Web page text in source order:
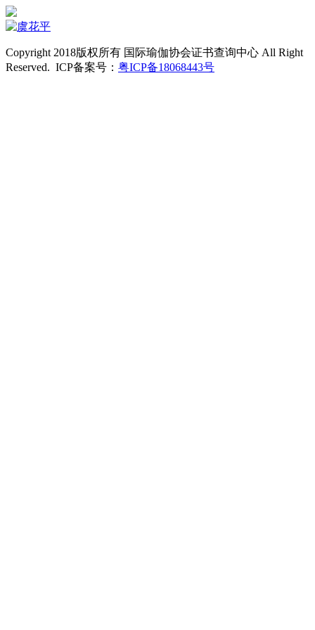
Copyright 2018版权所有 国际瑜伽协会证书查询中心 All Right
Reserved. ICP备案号： 粤ICP备18068443号